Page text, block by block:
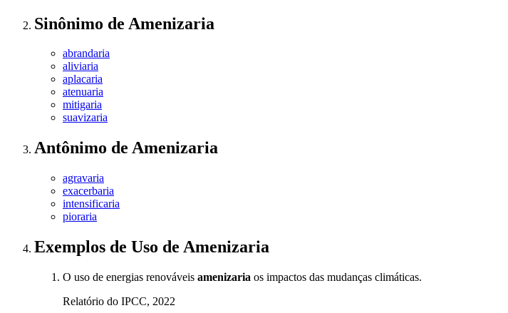
Sinônimo de Amenizaria
abrandaria
aliviaria
aplacaria
atenuaria
mitigaria
suavizaria
Antônimo de Amenizaria
agravaria
exacerbaria
intensificaria
pioraria
Exemplos de Uso de Amenizaria
O uso de energias renováveis amenizaria os impactos das mudanças climáticas.
Relatório do IPCC, 2022